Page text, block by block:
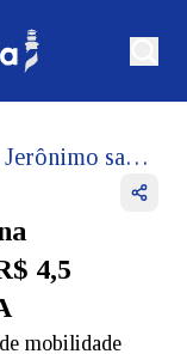
Governo Jerônimo sanciona empréstimos no valor de R$ 4,5 bilhões aprovado na ALBA
4,5
mobilidade